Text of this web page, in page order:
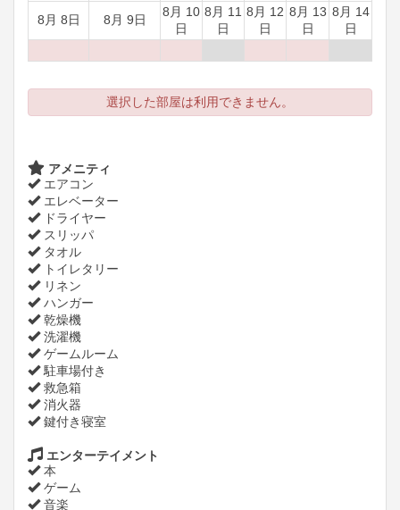
8月 8日 8月 9日
8月 10
日
8月 11
日
8月 12
日
8月 13
日
8月 14
日
選択した部屋は利用できません。
アメニティ
エアコン
エレベーター
ドライヤー
スリッパ
タオル
トイレタリー
リネン
ハンガー
乾燥機
洗濯機
ゲームルーム
駐車場付き
救急箱
消火器
鍵付き寝室
エンターテイメント
本
ゲーム
音楽